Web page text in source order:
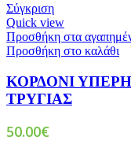
Σύγκριση
Quick view
Προσθήκη στα
Προσθήκη στο καλάθι
ΚΟΡΔΟΝΙ
ΤΡΥΓΙΑΣ
50.00€